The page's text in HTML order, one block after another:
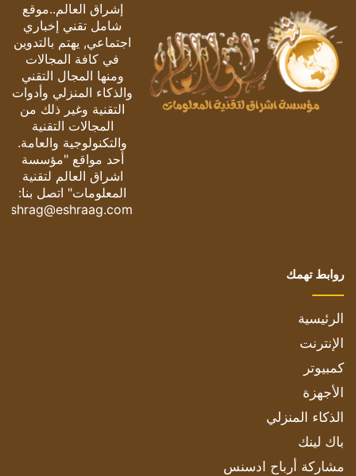
إشراق العالم..موقع
شامل تقني إخباري
اجتماعي, يهتم بالتدوين
في كافة المجالات
ومنها المجال التقني
والذكاء المنزلي وأدوات
التقنية وغير ذلك من
المجالات التقنية
والتكنولوجية والعامة.
أحد مواقع "مؤسسة
اشراق العالم لتقنية
المعلومات" اتصل بنا:
eshrag@eshraag.com
روابط تهمك
الرئيسية
الإنترنت
كمبيوتر
الأجهزة
الذكاء المنزلي
باك لينك
مشاركة أرباح ادسنس